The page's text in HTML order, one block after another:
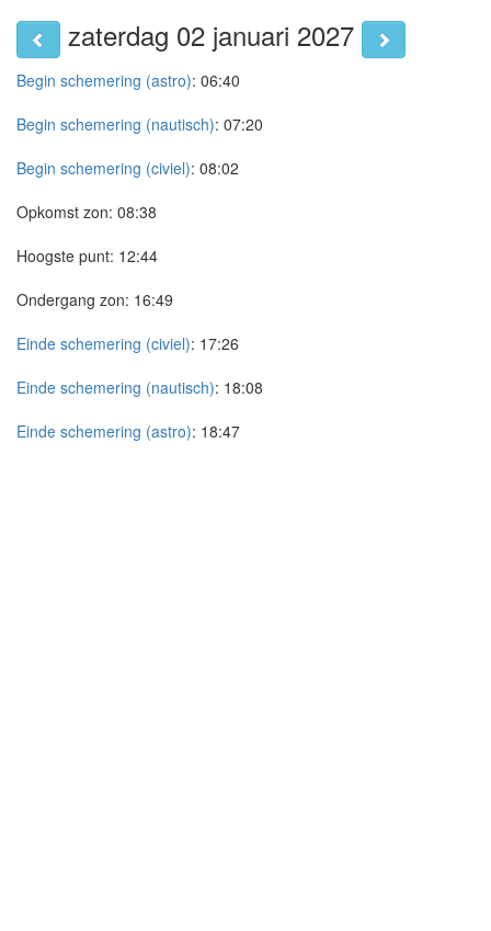
zaterdag 02 januari 2027
Begin schemering (astro): 06:40
Begin schemering (nautisch): 07:20
Begin schemering (civiel): 08:02
Opkomst zon: 08:38
Hoogste punt: 12:44
Ondergang zon: 16:49
Einde schemering (civiel): 17:26
Einde schemering (nautisch): 18:08
Einde schemering (astro): 18:47